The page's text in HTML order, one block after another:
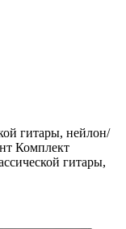
гитары, нейлон/
Комплект
гитары,